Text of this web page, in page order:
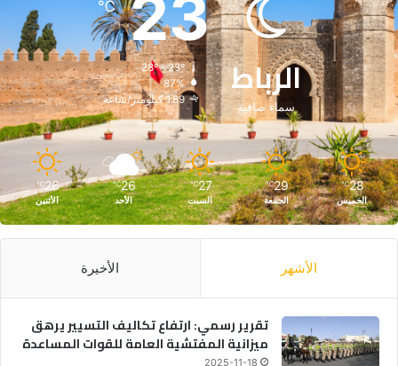
الرباط
سماء صافية
23
℃
28º - 23º
87%
1.89 كيلومتر/ساعة
28
℃
الخميس
29
℃
الجمعة
27
℃
السبت
26
℃
الأحد
26
℃
الأثنين
الأشهر الأخيرة
تقرير رسمي: ارتفاع تكاليف التسيير يرهق
ميزانية المفتشية العامة للقوات المساعدة
2025-11-18